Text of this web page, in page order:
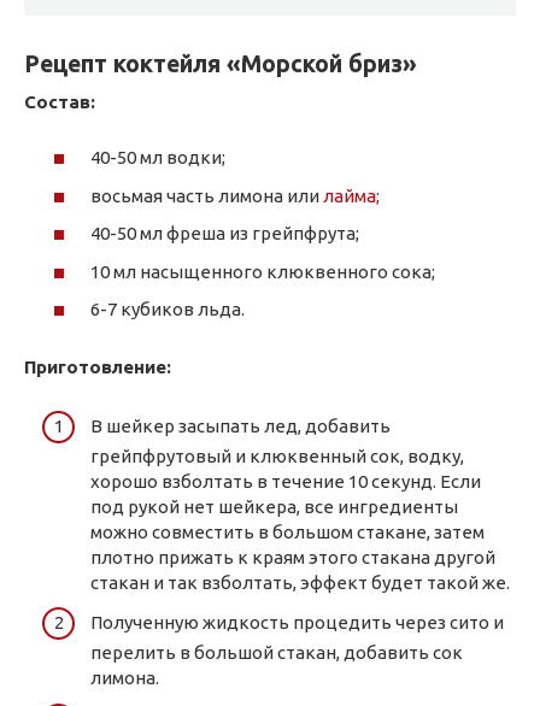
Рецепт коктейля «Морской бриз»
Состав:
40-50 мл водки;
восьмая часть лимона или лайма;
40-50 мл фреша из грейпфрута;
10 мл насыщенного клюквенного сока;
6-7 кубиков льда.
Приготовление:
В шейкер засыпать лед, добавить
грейпфрутовый и клюквенный сок, водку,
хорошо взболтать в течение 10 секунд. Если
под рукой нет шейкера, все ингредиенты
можно совместить в большом стакане, затем
плотно прижать к краям этого стакана другой
стакан и так взболтать, эффект будет такой же.
Полученную жидкость процедить через сито и
перелить в большой стакан, добавить сок
лимона.